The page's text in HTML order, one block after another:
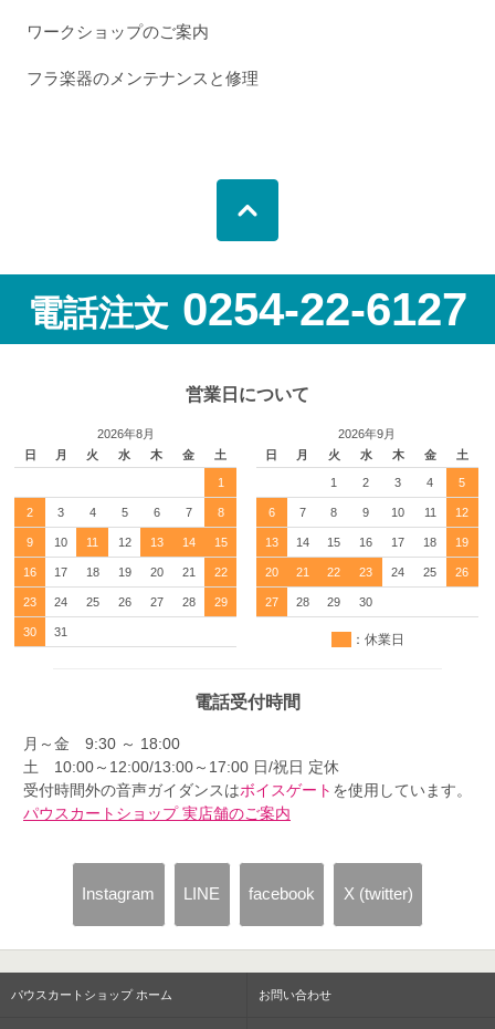
ワークショップのご案内
フラ楽器のメンテナンスと修理
電話注文 0254-22-6127
営業日について
2026年8月
日
月 火 水 木 金 土
1
2 3 4 5 6 7 8
9 10 11 12 13 14 15
16 17 18 19 20 21 22
23 24 25 26 27 28 29
30 31
2026年9月
日
月 火 水 木 金 土
1 2 3 4 5
6 7 8 9 10 11 12
13 14 15 16 17 18 19
20 21 22 23 24 25 26
27 28 29 30
：休業日
電話受付時間
月～金 9:30 ～ 18:00
土 10:00～12:00/13:00～17:00 日/祝日 定休
受付時間外の音声ガイダンスはボイスゲート を使用しています。
パウスカートショップ 実店舗のご案内
Instagram LINE facebook X (twitter)
パウスカートショップ ホーム お問い合わせ